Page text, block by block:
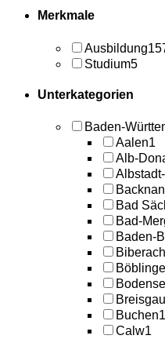
Merkmale
Ausbildung
Studium5
Unterkategorien
Baden-
Aalen1
Alb-
Bad
Bad-
Baden-
Biberach
Buchen1
Calw1